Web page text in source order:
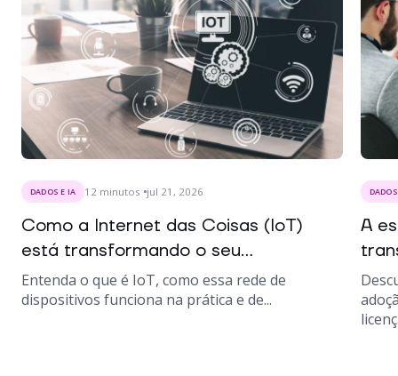
DADOS E IA 12 minutos jul 21, 2026
Como a Internet das Coisas (IoT)
está transformando o seu...
Entenda o que é IoT, como essa rede de
dispositivos funciona na prática e de...
A